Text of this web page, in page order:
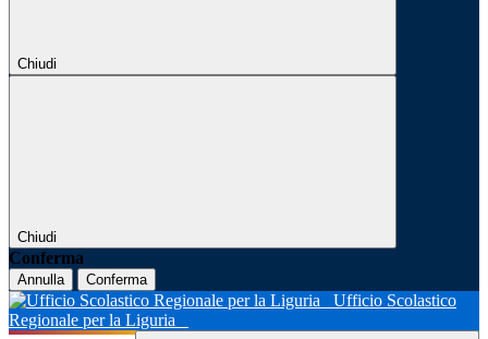
Chiudi
Chiudi
Conferma
Annulla Conferma
Ufficio Scolastico
Regionale per la Liguria